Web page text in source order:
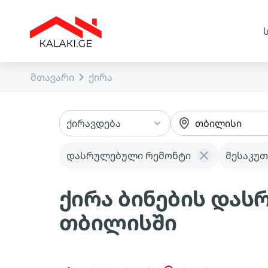
მთავარი ქირა
ქირავდება თბილისი
დასრულებული რემონტი
ქირა ბინების
თბილისში